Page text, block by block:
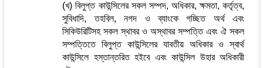
(খ) বিলুপ্ত কাউন্সিলের সকল সম্পদ, অধিকার, ক্ষমতা, কর্তৃত্ব,
সুবিধাদি, তহবিল, নগদ ও ব্যাংকে গচ্ছিত অর্থ এবং
সিকিউরিটিসহ সকল স্থাবর ও অস্থাবর সম্পত্তি এবং ঐ সকল
সম্পত্তিতে বিলুপ্ত কাউন্সিলের যাবতীয় অধিকার ও স্বার্থ
কাউন্সিলে হস্তান্তরিত হইবে এবং কাউন্সিল উহার অধিকারী